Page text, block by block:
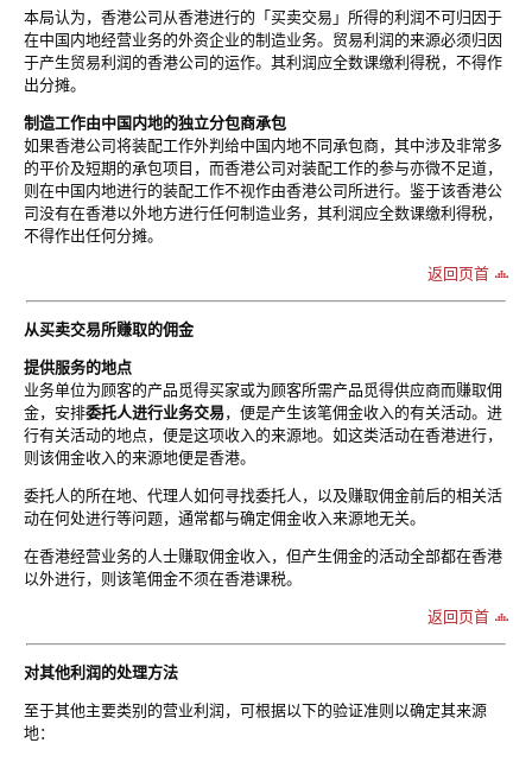
本局认为，香港公司从香港进行的「买卖交易」所得的利润不可归因于
在中国内地经营业务的外资企业的制造业务。贸易利润的来源必须归因
于产生贸易利润的香港公司的运作。其利润应全数课缴利得税，不得作
出分摊。
制造工作由中国内地的独立分包商承包
如果香港公司将装配工作外判给中国内地不同承包商，其中涉及非常多
的平价及短期的承包项目，而香港公司对装配工作的参与亦微不足道，
则在中国内地进行的装配工作不视作由香港公司所进行。鉴于该香港公
司没有在香港以外地方进行任何制造业务，其利润应全数课缴利得税，
不得作出任何分摊。
返回页首
从买卖交易所赚取的佣金
提供服务的地点
业务单位为顾客的产品觅得买家或为顾客所需产品觅得供应商而赚取佣
金，安排委托人进行业务交易，便是产生该笔佣金收入的有关活动。进
行有关活动的地点，便是这项收入的来源地。如这类活动在香港进行，
则该佣金收入的来源地便是香港。
委托人的所在地、代理人如何寻找委托人，以及赚取佣金前后的相关活
动在何处进行等问题，通常都与确定佣金收入来源地无关。
在香港经营业务的人士赚取佣金收入，但产生佣金的活动全部都在香港
以外进行，则该笔佣金不须在香港课税。
返回页首
对其他利润的处理方法
至于其他主要类别的营业利润，可根据以下的验证准则以确定其来源
地：